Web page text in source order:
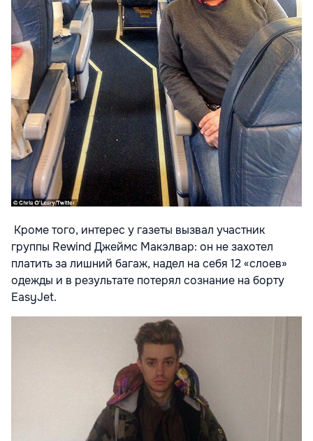
Кроме того, интерес у газеты вызвал участник
группы Rewind Джеймс Макэлвар: он не захотел
платить за лишний багаж, надел на себя 12 «слоев»
одежды и в результате потерял сознание на борту
EasyJet.